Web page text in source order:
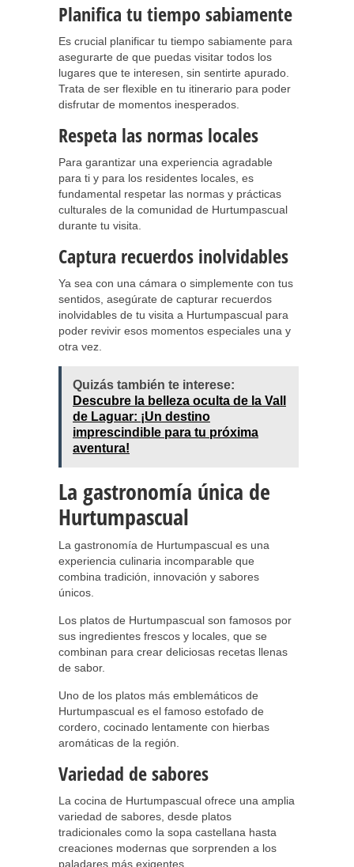
Planifica tu tiempo sabiamente
Es crucial planificar tu tiempo sabiamente para
asegurarte de que puedas visitar todos los
lugares que te interesen, sin sentirte apurado.
Trata de ser flexible en tu itinerario para poder
disfrutar de momentos inesperados.
Respeta las normas locales
Para garantizar una experiencia agradable
para ti y para los residentes locales, es
fundamental respetar las normas y prácticas
culturales de la comunidad de Hurtumpascual
durante tu visita.
Captura recuerdos inolvidables
Ya sea con una cámara o simplemente con tus
sentidos, asegúrate de capturar recuerdos
inolvidables de tu visita a Hurtumpascual para
poder revivir esos momentos especiales una y
otra vez.
Quizás también te interese:
Descubre la belleza oculta de la Vall
de Laguar: ¡Un destino
imprescindible para tu próxima
aventura!
La gastronomía única de
Hurtumpascual
La gastronomía de Hurtumpascual es una
experiencia culinaria incomparable que
combina tradición, innovación y sabores
únicos.
Los platos de Hurtumpascual son famosos por
sus ingredientes frescos y locales, que se
combinan para crear deliciosas recetas llenas
de sabor.
Uno de los platos más emblemáticos de
Hurtumpascual es el famoso estofado de
cordero, cocinado lentamente con hierbas
aromáticas de la región.
Variedad de sabores
La cocina de Hurtumpascual ofrece una amplia
variedad de sabores, desde platos
tradicionales como la sopa castellana hasta
creaciones modernas que sorprenden a los
paladares más exigentes.